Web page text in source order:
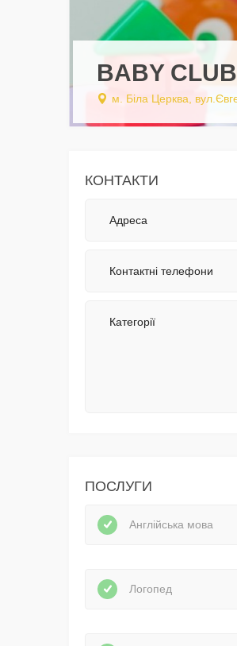
BABY
м. Біла Церква,
КОНТАКТИ
Адреса
Контактні телефони
Категорії
ПОСЛУГИ
Англійська мова
Логопед